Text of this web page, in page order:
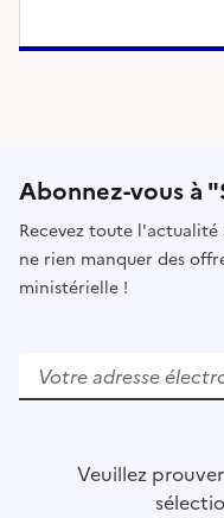
Abonnez-vous à
Recevez toute l'actualité
ne rien manquer des
ministérielle !
u
Veuillez